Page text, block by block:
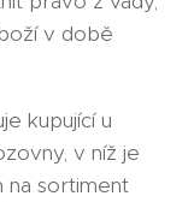
v době
kupující u
v níž je
na sortiment